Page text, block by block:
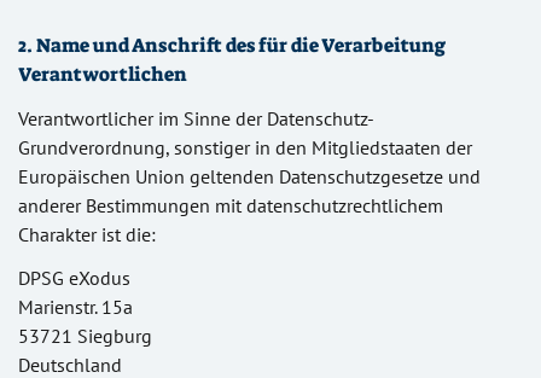
2. Name und Anschrift des für die Verarbeitung
Verantwortlichen
Verantwortlicher im Sinne der Datenschutz-
Grundverordnung, sonstiger in den Mitgliedstaaten der
Europäischen Union geltenden Datenschutzgesetze und
anderer Bestimmungen mit datenschutzrechtlichem
Charakter ist die:
DPSG eXodus
Marienstr. 15a
53721 Siegburg
Deutschland